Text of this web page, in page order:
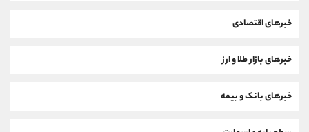
خبرهای اقتصادی
خبرهای بازار طلا و ارز
خبرهای بانک و بیمه